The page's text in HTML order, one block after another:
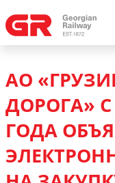
АО
ДОРОГА»
ГОДА